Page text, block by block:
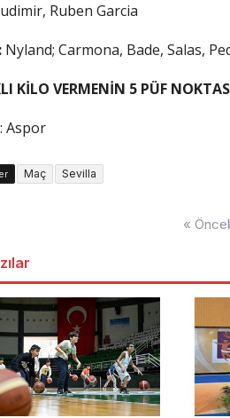
Ruben Garcia
Nyland; Carmona, Bade, Salas,
KİLO VERMENİN 5 PÜF
Aspor
Maç Sevilla
«